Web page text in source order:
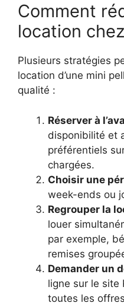
Comment
location
Plusieurs stratégies
location d’une mini
qualité :
Réserver à
disponibilité et
préférentiels
chargées.
Choisir une
week-ends ou
Regrouper la
louer
par exemple,
remises
Demander un
ligne sur le site
toutes les